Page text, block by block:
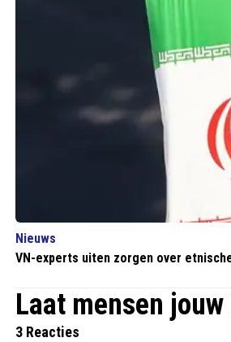
Nieuws
VN-experts uiten zorgen over
Laat mensen
3 Reacties